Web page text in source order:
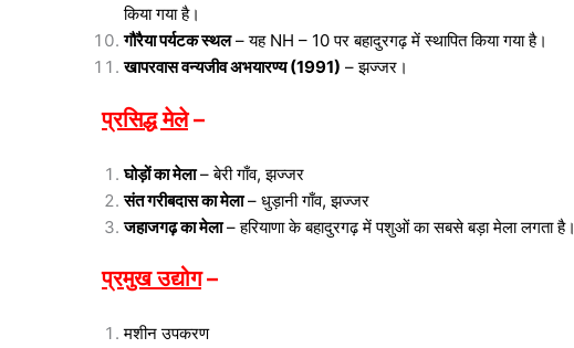
किया गया है।
गौरैया पर्यटक स्थल– यह NH – 10 पर बहादुरगढ़ में स्थापित किया गया है।
खापरवास वन्यजीव अभयारण्य (1991) – झज्जर।
प्रसिद्ध मेले–
घोड़ों का मेला– बेरी गाँव, झज्जर
संत गरीबदास का मेला– धुड़ानी गाँव, झज्जर
जहाजगढ़ का मेला– हरियाणा के बहादुरगढ़ में पशुओं का सबसे बड़ा मेला लगता है।
प्रमुख उद्योग–
मशीन उपकरण